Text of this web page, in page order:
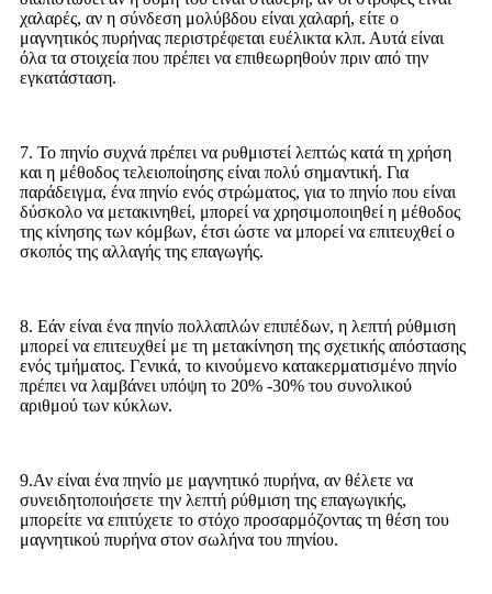
χαλαρές, αν η σύνδεση μολύβδου είναι χαλαρή, είτε ο
μαγνητικός πυρήνας περιστρέφεται ευέλικτα κλπ. Αυτά είναι
όλα τα στοιχεία που πρέπει να επιθεωρηθούν πριν από την
εγκατάσταση.
7. Το πηνίο συχνά πρέπει να ρυθμιστεί λεπτώς κατά τη χρήση
και η μέθοδος τελειοποίησης είναι πολύ σημαντική. Για
παράδειγμα, ένα πηνίο ενός στρώματος, για το πηνίο που είναι
δύσκολο να μετακινηθεί, μπορεί να χρησιμοποιηθεί η μέθοδος
της κίνησης των κόμβων, έτσι ώστε να μπορεί να επιτευχθεί ο
σκοπός της αλλαγής της επαγωγής.
8. Εάν είναι ένα πηνίο πολλαπλών επιπέδων, η λεπτή ρύθμιση
μπορεί να επιτευχθεί με τη μετακίνηση της σχετικής απόστασης
ενός τμήματος. Γενικά, το κινούμενο κατακερματισμένο πηνίο
πρέπει να λαμβάνει υπόψη το 20% -30% του συνολικού
αριθμού των κύκλων.
9.Αν είναι ένα πηνίο με μαγνητικό πυρήνα, αν θέλετε να
συνειδητοποιήσετε την λεπτή ρύθμιση της επαγωγικής,
μπορείτε να επιτύχετε το στόχο προσαρμόζοντας τη θέση του
μαγνητικού πυρήνα στον σωλήνα του πηνίου.